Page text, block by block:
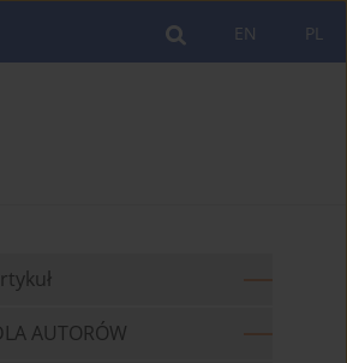
PL
EN
AUTORÓW